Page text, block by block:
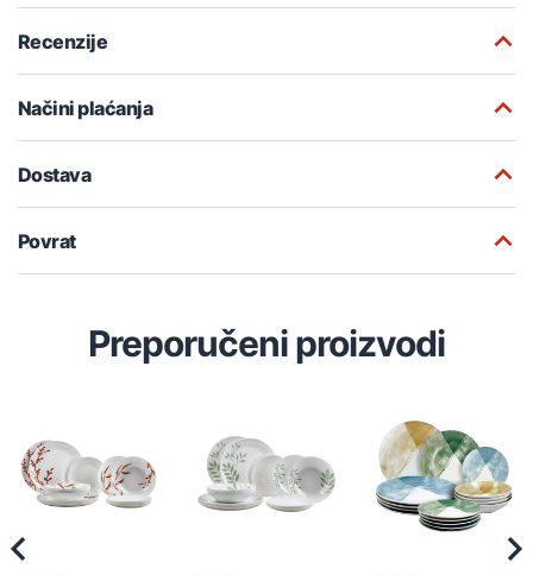
Recenzije
Načini plaćanja
Dostava
Povrat
Preporučeni proizvodi